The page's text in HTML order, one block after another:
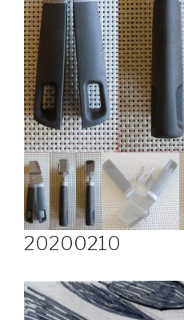
20200210